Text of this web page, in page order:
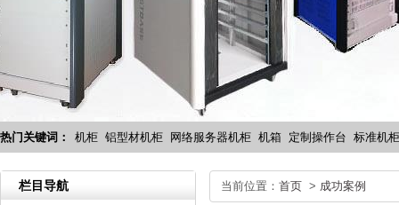
热门关键词： 机柜 铝型材机柜 网络服务器机柜 机箱 定制操作台 标准机柜
栏目导航 当前位置： 首页 > 成功案例